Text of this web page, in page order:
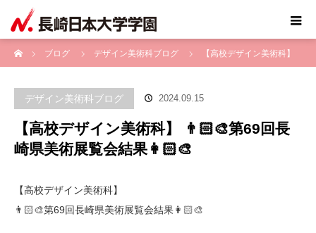
ブログ
デザイン美術科ブログ 【高校デザイン美術科】
デザイン美術科ブログ 2024.09.15
【高校デザイン美術科】 👨🏻‍🎨第69回長
崎県美術展覧会結果👩🏻‍🎨
【高校デザイン美術科】
👨🏻‍🎨第69回長崎県美術展覧会結果👩🏻‍🎨